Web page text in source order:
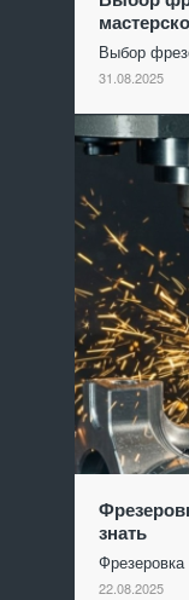
Выбор
31.08.2025
знать
22.08.2025